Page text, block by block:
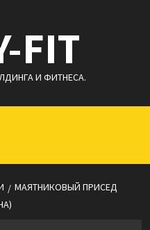
FIT
И ФИТНЕСА.
МАЯТНИКОВЫЙ ПРИСЕД